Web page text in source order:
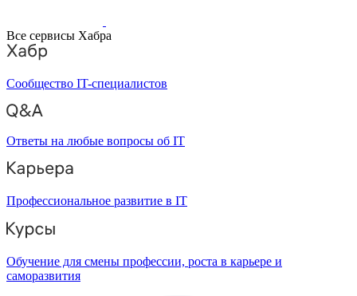
Все сервисы Хабра
Сообщество IT-специалистов
Ответы на любые вопросы об IT
Профессиональное развитие в IT
Обучение для смены профессии, роста в карьере и
саморазвития